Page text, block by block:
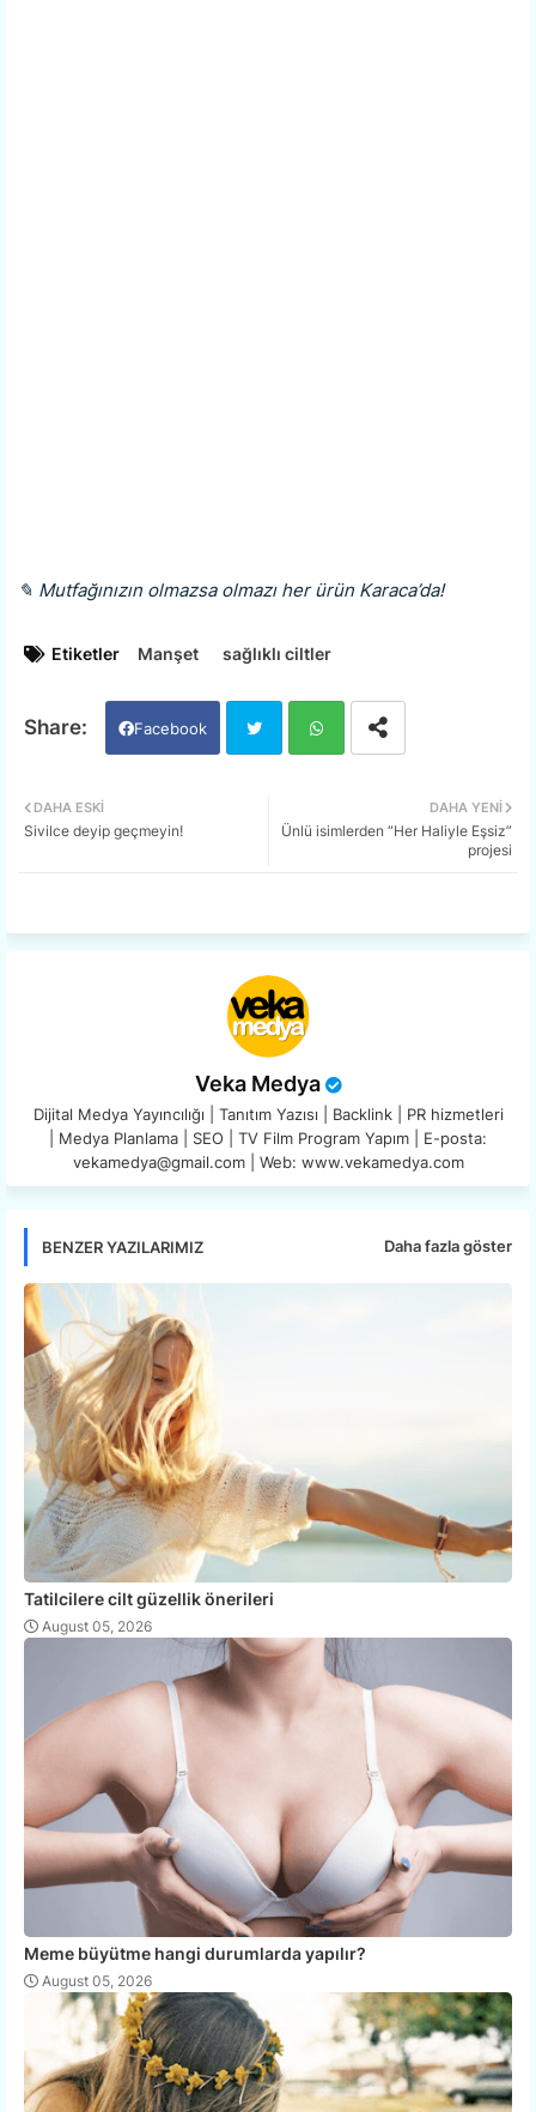
✎ Mutfağınızın olmazsa olmazı her ürün Karaca’da!
Etiketler Manşet sağlıklı ciltler
Facebook
ats
DAHA YENI
Ünlü isimlerden “Her Haliyle Eşsiz”
projesi
DAHA ESKI
Sivilce deyip geçmeyin!
Veka Medya
Dijital Medya Yayıncılığı | Tanıtım Yazısı | Backlink | PR hizmetleri
| Medya Planlama | SEO | TV Film Program Yapım | E-posta:
vekamedya@gmail.com | Web: www.vekamedya.com
BENZER YAZILARIMIZ Daha fazla göster
Tatilcilere cilt güzellik önerileri
August 05, 2026
Meme büyütme hangi durumlarda yapılır?
August 05, 2026